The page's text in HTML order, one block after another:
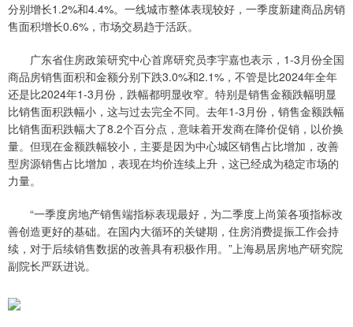
分别增长1.2%和4.4%。一线城市整体表现较好，一季度新建商品房销
售面积增长0.6%，市场交易趋于活跃。
广东省住房政策研究中心首席研究员李宇嘉也表示，1-3月份全国
商品房销售面积和金额分别下跌3.0%和2.1%，不管是比2024年全年
还是比2024年1-3月份，跌幅都明显收窄。特别是销售金额跌幅明显
比销售面积跌幅小，这与过去完全不同。去年1-3月份，销售金额跌幅
比销售面积跌幅大了8.2个百分点，意味着开发商在降价促销，以价换
量。但现在金额跌幅较小，主要是因为中心城区销售占比增加，改善
型房源销售占比增加，表现在均价连续上升，这已经成为稳定市场的
力量。
“一季度房地产销售端指标表现最好，为二季度上尚策各项指标改
善创造更好的基础。在国内大循环的关键期，住房消费提振工作会持
续，对于后续销售数据的改善具有积极作用。”上海易居房地产研究院
副院长严跃进说。